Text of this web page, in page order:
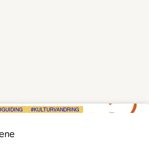
GUIDING KULTURVANDRING